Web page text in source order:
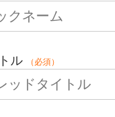
ル （必須）